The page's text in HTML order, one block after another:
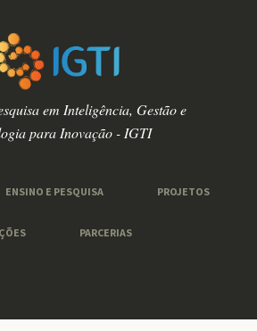
em Inteligência, Gestão e
para Inovação - IGTI
ENSINO E PESQUISA PROJETOS
PARCERIAS